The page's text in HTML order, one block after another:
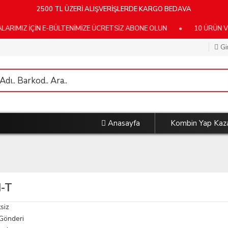
2500 TL ÜZERİ ALIŞVERİŞLERDE KARGO BEDAVA
İÇİN E-BÜLTENİMİZE ÜCRETSİZ ABONE OLUN 10 ÜRÜN
Anasayfa Kombin Yap
T